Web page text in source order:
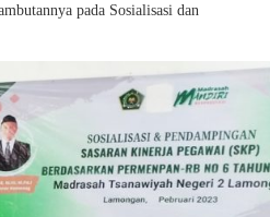
pada Sosialisasi dan